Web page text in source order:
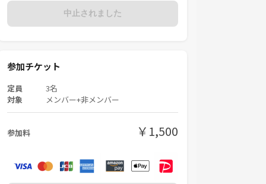
中止されました
参加チケット
定員 3名
対象
メンバー+非メンバー
参加料 ￥1,500